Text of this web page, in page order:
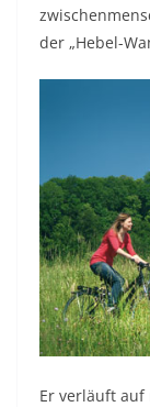
der „Hebel-
Er verläuft auf